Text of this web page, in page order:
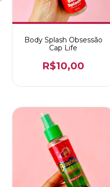
Body Splash Obsessão
Cap Life
R$10,00